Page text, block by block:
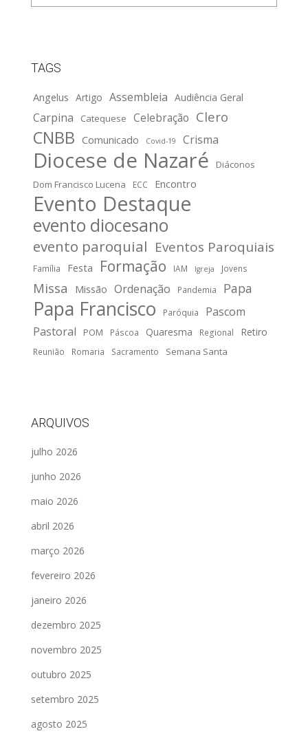
TAGS
Angelus Artigo Assembleia Audiência Geral
Carpina Catequese Celebração Clero
CNBB Comunicado Covid-19 Crisma
Diocese de Nazaré
Diáconos
Dom Francisco Lucena
ECC Encontro
Evento Destaque
evento diocesano
evento paroquial Eventos Paroquiais
Família Festa Formação IAM Igreja Jovens
Missa Missão Ordenação Pandemia Papa
Papa Francisco Paróquia
Pascom
Pastoral
POM Páscoa Quaresma Regional Retiro
Reunião Romaria Sacramento Semana Santa
ARQUIVOS
julho 2026
junho 2026
maio 2026
abril 2026
março 2026
fevereiro 2026
janeiro 2026
dezembro 2025
novembro 2025
outubro 2025
setembro 2025
agosto 2025